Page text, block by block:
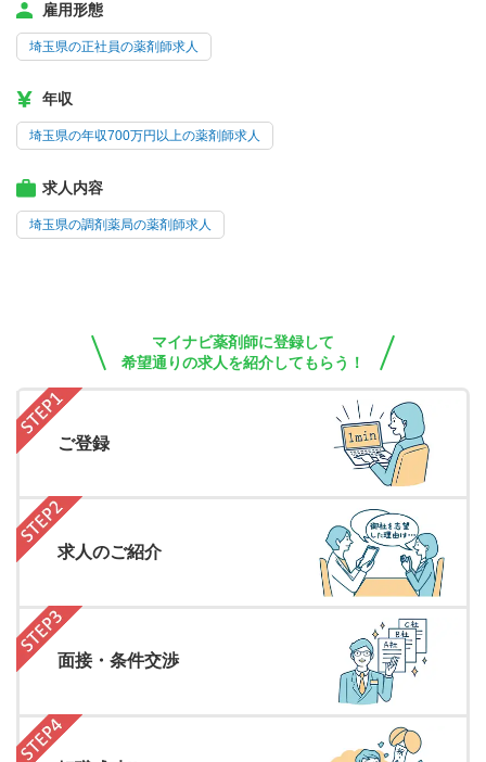
雇用形態
埼玉県の正社員の薬剤師求人
年収
埼玉県の年収700万円以上の薬剤師求人
求人内容
埼玉県の調剤薬局の薬剤師求人
マイナビ薬剤師に登録して
希望通りの求人を紹介してもらう！
ご登録
求人のご紹介
面接・条件交渉